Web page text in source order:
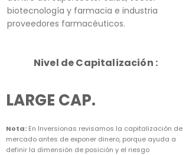
biotecnología y farmacia e industria
proveedores farmacéuticos.
Nivel de Capitalización :
LARGE CAP.
Nota: En Inversionas revisamos la capitalización de
mercado antes de exponer dinero, porque ayuda a
definir la dimensión de posición y el riesgo